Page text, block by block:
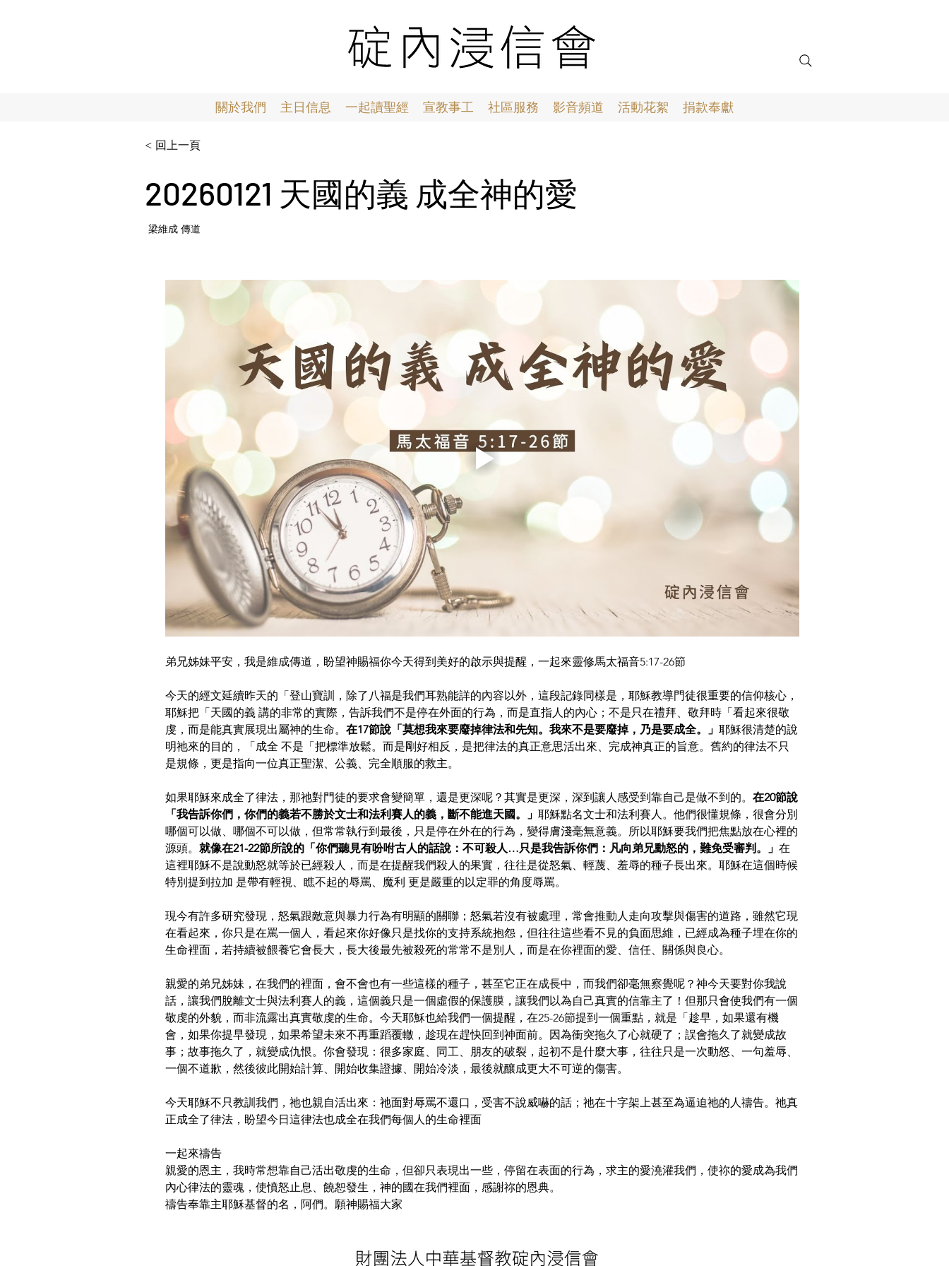
關於我們 主日信息 一起讀聖經 宣教事工 社區服務 影音頻道 活動花絮 捐款奉獻
< 回上一頁
20260121 天國的義 成全神的愛
梁維成 傳道
弟兄姊妹平安，我是維成傳道，盼望神賜福你今天得到美好的啟示與提醒，一起來靈修馬太福音5:17-26節
今天的經文延續昨天的「登山寶訓，除了八福是我們耳熟能詳的內容以外，這段記錄同樣是，耶穌教導門徒很重要的信仰核心，
耶穌把「天國的義 講的非常的實際，告訴我們不是停在外面的行為，而是直指人的內心；不是只在禮拜、敬拜時「看起來很敬
虔，而是能真實展現出屬神的生命。 在17節說「莫想我來要廢掉律法和先知。我來不是要廢掉，乃是要成全。」 耶穌很清楚的說
明祂來的目的，「成全 不是「把標準放鬆。而是剛好相反，是把律法的真正意思活出來、完成神真正的旨意。舊約的律法不只
是規條，更是指向一位真正聖潔、公義、完全順服的救主。
如果耶穌來成全了律法，那祂對門徒的要求會變簡單，還是更深呢？其實是更深，深到讓人感受到靠自己是做不到的。 在20節說
「我告訴你們，你們的義若不勝於文士和法利賽人的義，斷不能進天國。」 耶穌點名文士和法利賽人。他們很懂規條，很會分別
哪個可以做、哪個不可以做，但常常執行到最後，只是停在外在的行為，變得膚淺毫無意義。所以耶穌要我們把焦點放在心裡的
源頭。 就像在21-22節所說的「你們聽見有吩咐古人的話說：不可殺人…只是我告訴你們：凡向弟兄動怒的，難免受審判。」 在
這裡耶穌不是說動怒就等於已經殺人，而是在提醒我們殺人的果實，往往是從怒氣、輕蔑、羞辱的種子長出來。耶穌在這個時候
特別提到拉加 是帶有輕視、瞧不起的辱罵、魔利 更是嚴重的以定罪的角度辱罵。
現今有許多研究發現，怒氣跟敵意與暴力行為有明顯的關聯；怒氣若沒有被處理，常會推動人走向攻擊與傷害的道路，雖然它現
在看起來，你只是在罵一個人，看起來你好像只是找你的支持系統抱怨，但往往這些看不見的負面思維，已經成為種子埋在你的
生命裡面，若持續被餵養它會長大，長大後最先被殺死的常常不是別人，而是在你裡面的愛、信任、關係與良心。
親愛的弟兄姊妹，在我們的裡面，會不會也有一些這樣的種子，甚至它正在成長中，而我們卻毫無察覺呢？神今天要對你我說
話，讓我們脫離文士與法利賽人的義，這個義只是一個虛假的保護膜，讓我們以為自己真實的信靠主了！但那只會使我們有一個
敬虔的外貌，而非流露出真實敬虔的生命。今天耶穌也給我們一個提醒，在25-26節提到一個重點，就是「趁早，如果還有機
會，如果你提早發現，如果希望未來不再重蹈覆轍，趁現在趕快回到神面前。因為衝突拖久了心就硬了；誤會拖久了就變成故
事；故事拖久了，就變成仇恨。你會發現：很多家庭、同工、朋友的破裂，起初不是什麼大事，往往只是一次動怒、一句羞辱、
一個不道歉，然後彼此開始計算、開始收集證據、開始冷淡，最後就釀成更大不可逆的傷害。
今天耶穌不只教訓我們，祂也親自活出來：祂面對辱罵不還口，受害不說威嚇的話；祂在十字架上甚至為逼迫祂的人禱告。祂真
正成全了律法，盼望今日這律法也成全在我們每個人的生命裡面
一起來禱告
親愛的恩主，我時常想靠自己活出敬虔的生命，但卻只表現出一些，停留在表面的行為，求主的愛澆灌我們，使祢的愛成為我們
內心律法的靈魂，使憤怒止息、饒恕發生，神的國在我們裡面，感謝祢的恩典。
禱告奉靠主耶穌基督的名，阿們。願神賜福大家